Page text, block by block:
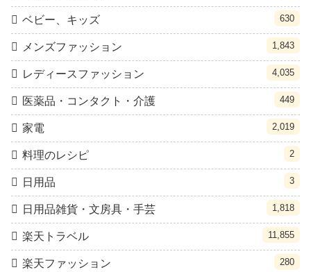
ベビー、キッズ 630
メンズファッション 1,843
レディースファッション 4,035
医薬品・コンタクト・介護 449
家電 2,019
料理のレシピ 2
日用品 3
日用品雑貨・文房具・手芸 1,818
楽天トラベル 11,855
楽天ファッション 280